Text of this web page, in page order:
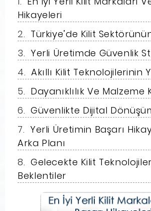
Hikayeleri
Türkiye’de Kilit
Yerli Üretimde Güvenlik
Akıllı Kilit Teknolojilerinin
Dayanıklılık Ve Malzeme
Güvenlikte Dijital
Yerli Üretimin Başarı
Arka Planı
Gelecekte Kilit
Beklentiler